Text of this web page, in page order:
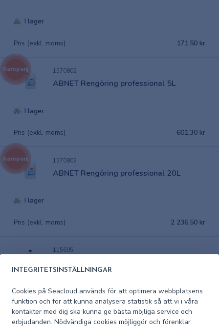
INTEGRITETSINSTÄLLNINGAR
Cookies på Seacloud används för att optimera webbplatsens
funktion och för att kunna analysera statistik så att vi i våra
kontakter med dig ska kunna ge bästa möjliga service och
erbjudanden. Nödvändiga cookies möjliggör och förenklar
I lager
Pris (exkl. moms) 171,50 kr
Kampanj 1570802
ABNET Rengöring professional 5L
I lager
Pris (exkl. moms) 601,30 kr
Kampanj 1570803
ABNET Rengöring professional 20L
I lager
Pris (exkl. moms) 2 236,50 kr
115605
I lager
Pris (exkl. moms) 212,80 kr